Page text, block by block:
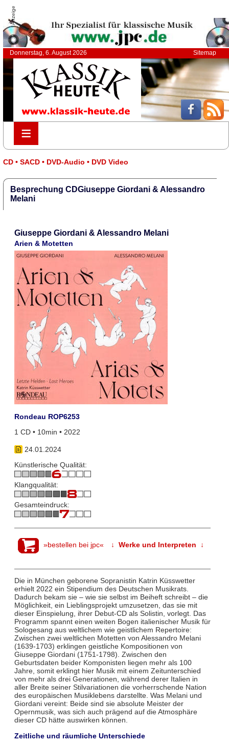
Anzeige
Donnerstag, 6. August 2026 Sitemap
≡
≡
CD • SACD • DVD-Audio • DVD Video
Besprechung CDGiuseppe Giordani & Alessandro
Melani
Giuseppe Giordani & Alessandro Melani
Arien & Motetten
Rondeau ROP6253
1 CD • 10min • 2022
24.01.2024
Künstlerische Qualität:
Klangqualität:
Gesamteindruck:
»bestellen bei jpc« ↓ Werke und Interpreten ↓
Die in München geborene Sopranistin Katrin Küsswetter
erhielt 2022 ein Stipendium des Deutschen Musikrats.
Dadurch bekam sie – wie sie selbst im Beiheft schreibt – die
Möglichkeit, ein Lieblingsprojekt umzusetzen, das sie mit
dieser Einspielung, ihrer Debut-CD als Solistin, vorlegt. Das
Programm spannt einen weiten Bogen italienischer Musik für
Sologesang aus weltlichem wie geistlichem Repertoire:
Zwischen zwei weltlichen Motetten von Alessandro Melani
(1639-1703) erklingen geistliche Kompositionen von
Giuseppe Giordani (1751-1798). Zwischen den
Geburtsdaten beider Komponisten liegen mehr als 100
Jahre, somit erklingt hier Musik mit einem Zeitunterschied
von mehr als drei Generationen, während derer Italien in
aller Breite seiner Stilvariationen die vorherrschende Nation
des europäischen Musiklebens darstellte. Was Melani und
Giordani vereint: Beide sind sie absolute Meister der
Opernmusik, was sich auch prägend auf die Atmosphäre
dieser CD hätte auswirken können.
Zeitliche und räumliche Unterschiede